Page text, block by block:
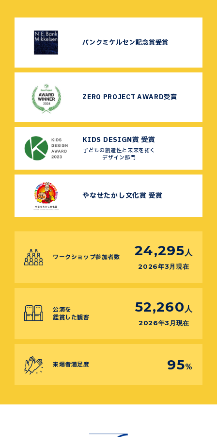
バンクミケルセン記念賞受賞
ZERO PROJECT AWARD受賞
KIDS DESIGN賞 受賞
子どもの創造性と未来を拓く
デザイン部門
やなせたかし文化賞 受賞
ワークショップ参加者数 24,295 人
2026年3月現在
公演を
鑑賞した観客
52,260 人
2026年3月現在
来場者満足度 95%